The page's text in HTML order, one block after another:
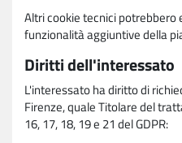
Altri cookie tecnici potrebbero
funzionalità aggiuntive della
Diritti dell'interessato
L'interessato ha diritto di
Firenze, quale Titolare del
16, 17, 18, 19 e 21 del GDPR: